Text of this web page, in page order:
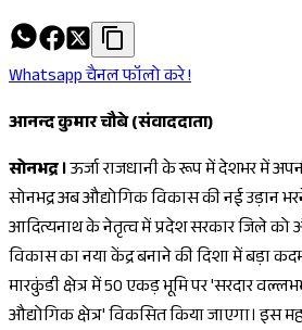
Whatsapp चैनल फॉलो करे !
आनन्द कुमार चौबे (संवाददाता)
सोनभद्र ।ऊर्जा राजधानी के रूप में देशभर में
सोनभद्र अब औद्योगिक विकास की नई उड़ान
आदित्यनाथ के नेतृत्व में प्रदेश सरकार जिले
विकास का नया केंद्र बनाने की दिशा में बड़ा
मारकुंडी क्षेत्र में 50 एकड़ भूमि पर 'सरदार
औद्योगिक क्षेत्र' विकसित किया जाएगा। इस